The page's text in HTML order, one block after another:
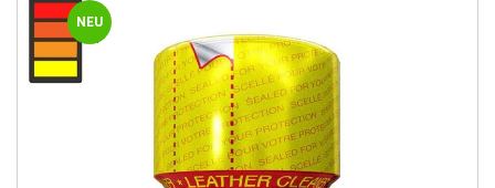
NEU